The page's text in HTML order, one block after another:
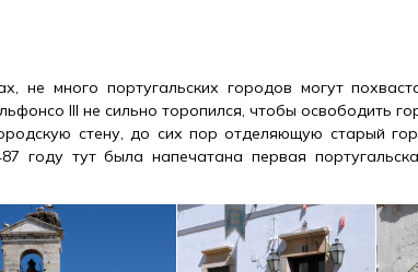
не много португальских городов могут
III не сильно торопился, чтобы освободить
стену, до сих пор отделяющую старый
году тут была напечатана первая